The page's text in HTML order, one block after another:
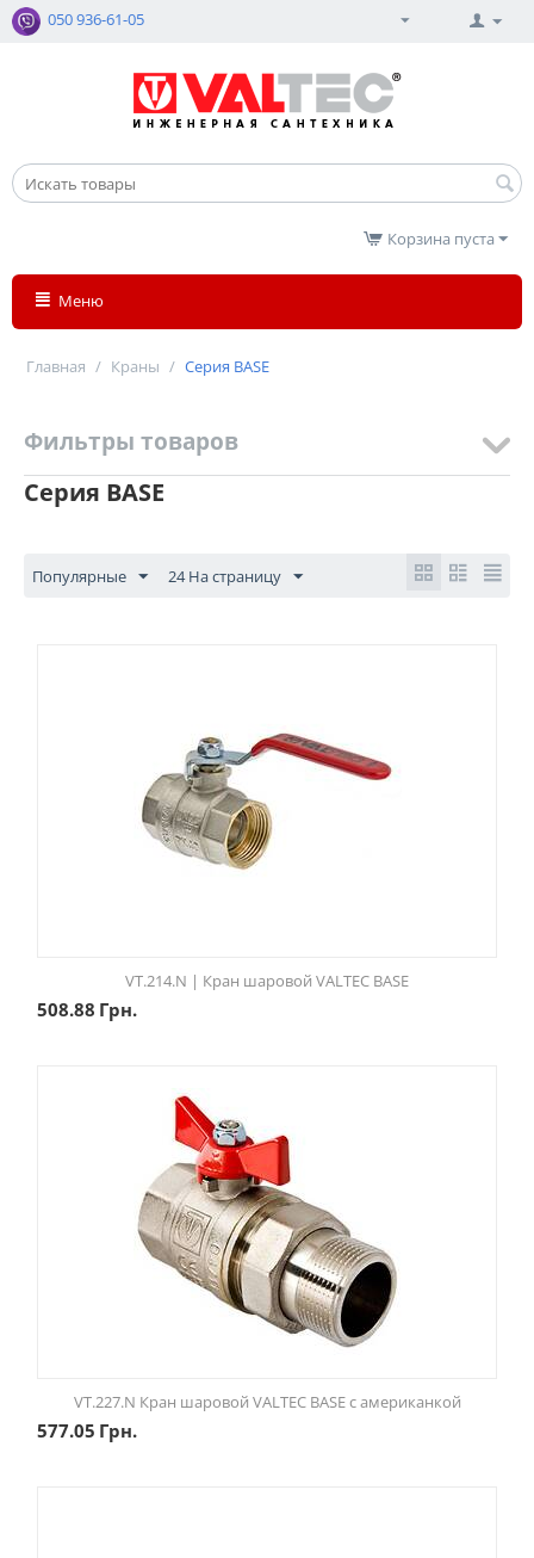
050 936-61-05
Корзина пуста
Меню
Главная / Краны / Серия BASE
Фильтры товаров
Серия BASE
Популярные 24 На страницу
VT.214.N | Кран шаровой VALTEC BASE
508.88 Грн.
VT.227.N Кран шаровой VALTEC BASE с американкой
577.05 Грн.